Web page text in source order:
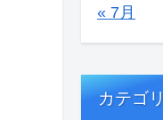
« 7月
カテゴリ